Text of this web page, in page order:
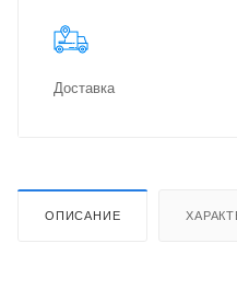
Доставка
ОПИСАНИЕ